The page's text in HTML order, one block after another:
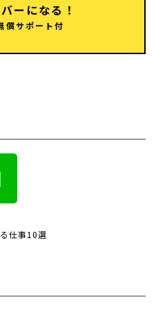
ーになる！
償サポート付
仕事10選